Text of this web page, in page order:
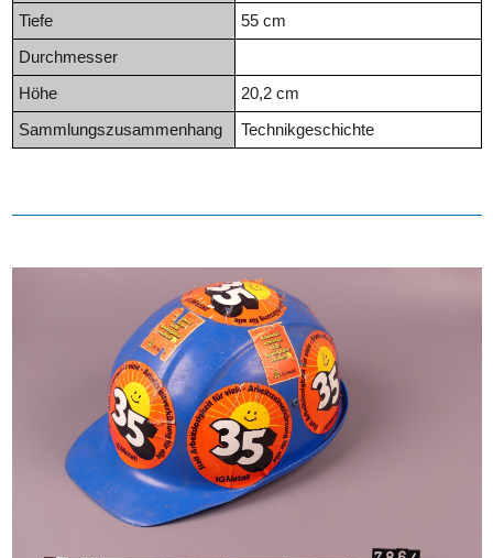
Tiefe 55 cm
Durchmesser
Höhe 20,2 cm
Sammlungszusammenhang Technikgeschichte